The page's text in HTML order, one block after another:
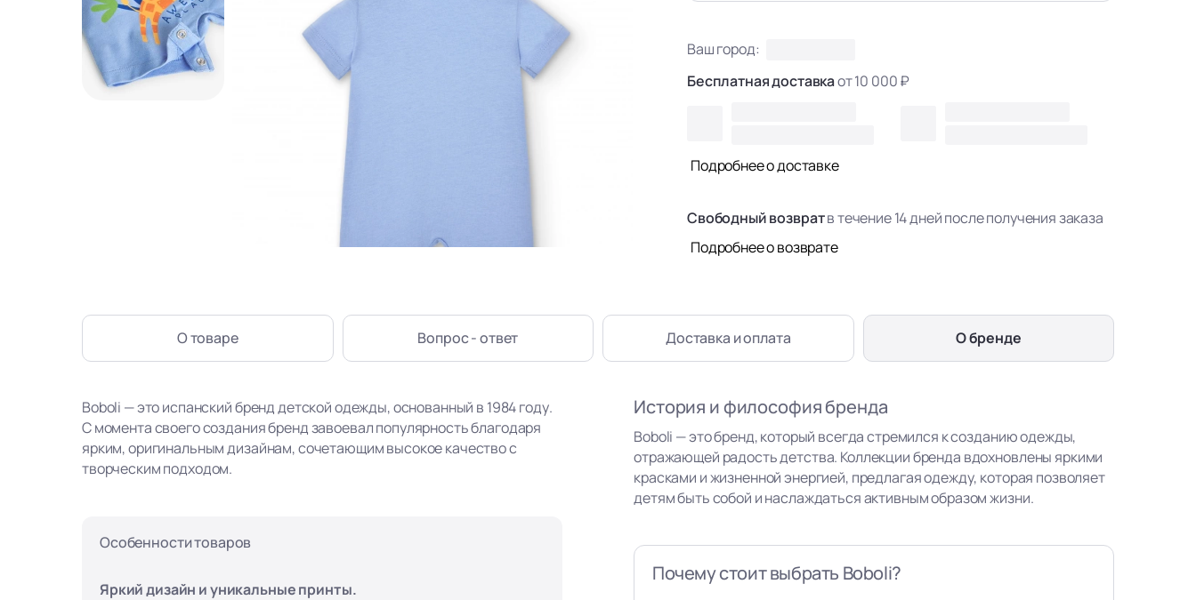
Ваш город:
Бесплатная доставкаот 10 000 ₽
Подробнее о доставке
Свободный возвратв течение 14 дней после получения заказа
Подробнее о возврате
О товаре Вопрос - ответ Доставка и оплата О бренде
Boboli — это испанский бренд детской одежды, основанный в 1984 году.
С момента своего создания бренд завоевал популярность благодаря
ярким, оригинальным дизайнам, сочетающим высокое качество с
творческим подходом.
Особенности товаров
Яркий дизайн и уникальные принты.
История и философия бренда
Boboli — это бренд, который всегда стремился к созданию одежды,
отражающей радость детства. Коллекции бренда вдохновлены яркими
красками и жизненной энергией, предлагая одежду, которая позволяет
детям быть собой и наслаждаться активным образом жизни.
Почему стоит выбрать Boboli?